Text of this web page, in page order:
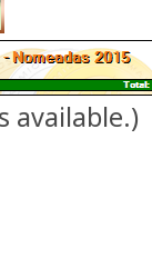
available.)